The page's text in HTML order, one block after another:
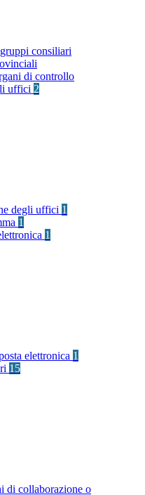
consiliari
di controllo
uffici 2
degli uffici 1
1
1
elettronica 1
15
di collaborazione o